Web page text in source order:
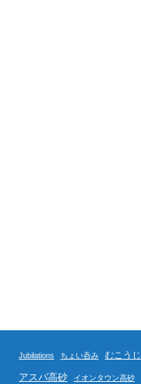
Jubilations ちょい呑み むこう
アスパ高砂 イオンタウン高砂